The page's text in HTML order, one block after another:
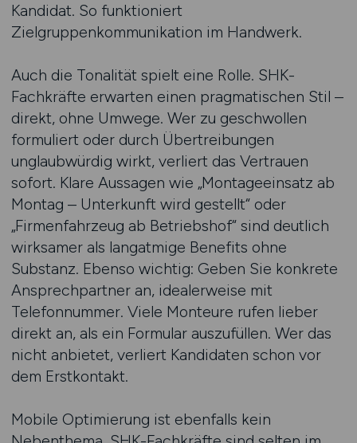
Kandidat. So funktioniert
Zielgruppenkommunikation im Handwerk.
Auch die Tonalität spielt eine Rolle. SHK-
Fachkräfte erwarten einen pragmatischen Stil –
direkt, ohne Umwege. Wer zu geschwollen
formuliert oder durch Übertreibungen
unglaubwürdig wirkt, verliert das Vertrauen
sofort. Klare Aussagen wie „Montageeinsatz ab
Montag – Unterkunft wird gestellt“ oder
„Firmenfahrzeug ab Betriebshof“ sind deutlich
wirksamer als langatmige Benefits ohne
Substanz. Ebenso wichtig: Geben Sie konkrete
Ansprechpartner an, idealerweise mit
Telefonnummer. Viele Monteure rufen lieber
direkt an, als ein Formular auszufüllen. Wer das
nicht anbietet, verliert Kandidaten schon vor
dem Erstkontakt.
Mobile Optimierung ist ebenfalls kein